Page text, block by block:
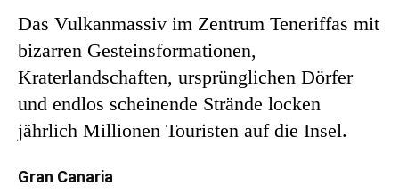
Das Vulkanmassiv im Zentrum Teneriffas mit
bizarren Gesteinsformationen,
Kraterlandschaften, ursprünglichen Dörfer
und endlos scheinende Strände locken
jährlich Millionen Touristen auf die Insel.
Gran Canaria